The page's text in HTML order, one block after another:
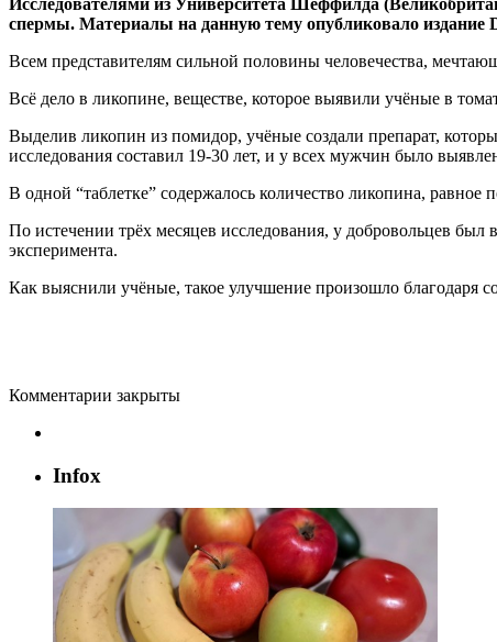
спермы. Материалы на данную тему опубликовало издание
Всем представителям сильной половины человечества,
Всё дело в ликопине, веществе, которое выявили учёные в
Выделив ликопин из помидор, учёные создали препарат,
исследования составил 19-30 лет, и у всех мужчин было
В одной “таблетке” содержалось количество ликопина,
По истечении трёх месяцев исследования, у добровольцев
эксперимента.
Как выяснили учёные, такое улучшение произошло благодаря
Комментарии закрыты
Infox